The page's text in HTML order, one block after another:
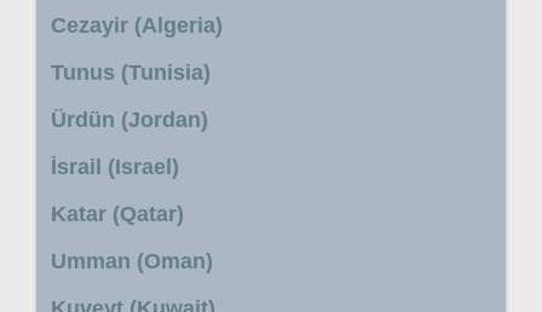
Cezayir (Algeria)
Tunus (Tunisia)
Ürdün (Jordan)
İsrail (Israel)
Katar (Qatar)
Umman (Oman)